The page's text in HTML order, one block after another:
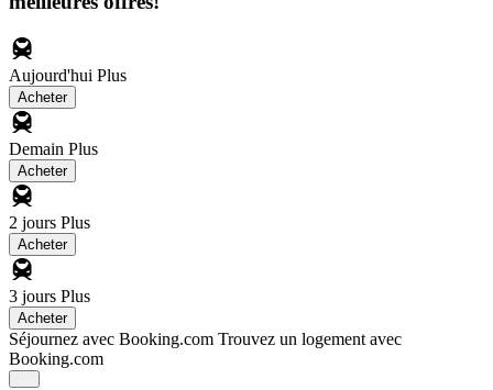
Aujourd'hui Plus
Acheter
Demain Plus
Acheter
2 jours Plus
Acheter
3 jours Plus
Acheter
Séjournez avec Booking.com Trouvez un logement avec
Booking.com